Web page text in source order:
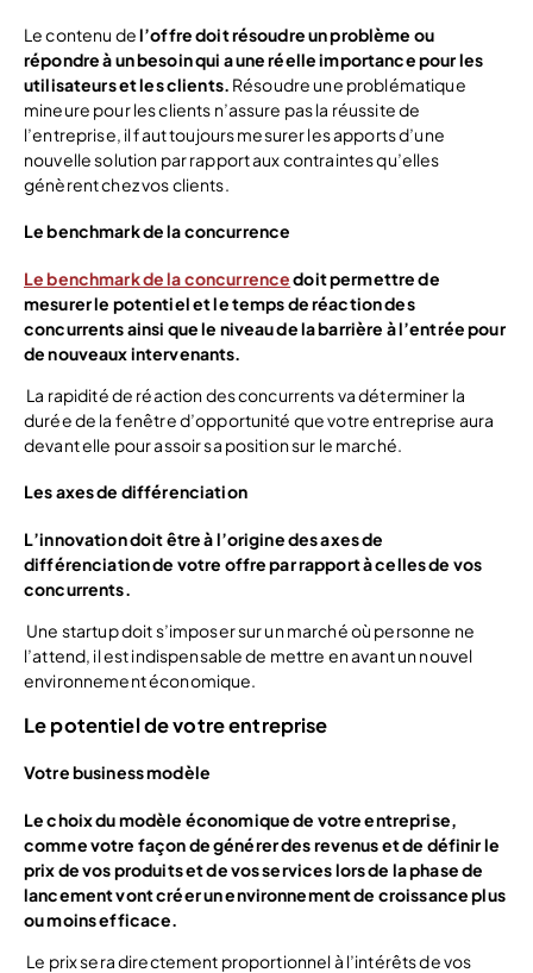
Le contenu del’offre doit résoudre un problème ou
répondre à un besoin qui a une réelle importance pour les
utilisateurs et les clients. Résoudre une problématique
mineure pour les clients n’assure pas la réussite de
l’entreprise, il faut toujours mesurer les apports d’une
nouvelle solution par rapport aux contraintes qu’elles
génèrent chez vos clients.
Le benchmark de la concurrence
Le benchmark de la concurrencedoit permettre de
mesurer le potentiel et le temps de réaction des
concurrents ainsi que le niveau de la barrière à l’entrée pour
de nouveaux intervenants.
La rapidité de réaction des concurrents va déterminer la
durée de la fenêtre d’opportunité que votre entreprise aura
devant elle pour assoir sa position sur le marché.
Les axes de différenciation
L’innovation doit être à l’origine des axes de
différenciation de votre offre par rapport à celles de vos
concurrents.
Une startup doit s’imposer sur un marché où personne ne
l’attend, il est indispensable de mettre en avant un nouvel
environnement économique.
Le potentiel de votre entreprise
Votre business modèle
Le choix du modèle économique de votre entreprise,
comme votre façon de générer des revenus et de définir le
prix de vos produits et de vos services lors de la phase de
lancement vont créer un environnement de croissance plus
ou moins efficace.
Le prix sera directement proportionnel à l’intérêts de vos